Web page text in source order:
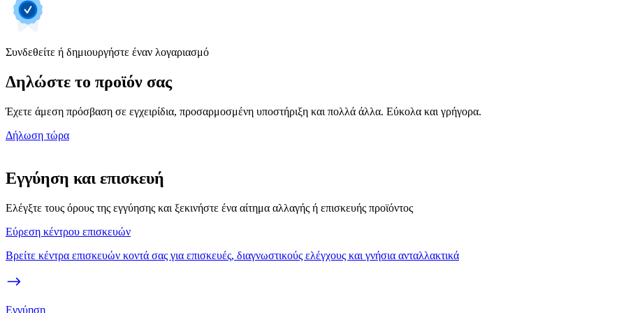
Συνδεθείτε ή δημιουργήστε έναν λογαριασμό
Δηλώστε το προϊόν σας
Έχετε άμεση πρόσβαση σε εγχειρίδια, προσαρμοσμένη υποστήριξη και πολλά άλλα. Εύκολα και γρήγορα.
Δήλωση τώρα
Εγγύηση και επισκευή
Ελέγξτε τους όρους της εγγύησης και ξεκινήστε ένα αίτημα αλλαγής ή επισκευής προϊόντος
Εύρεση κέντρου επισκευών
Βρείτε κέντρα επισκευών κοντά σας για επισκευές, διαγνωστικούς ελέγχους και γνήσια ανταλλακτικά
Εγγύηση